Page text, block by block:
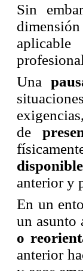
Sin
Una
de
disponible
anterior y
En un
un asunto
o
anterior